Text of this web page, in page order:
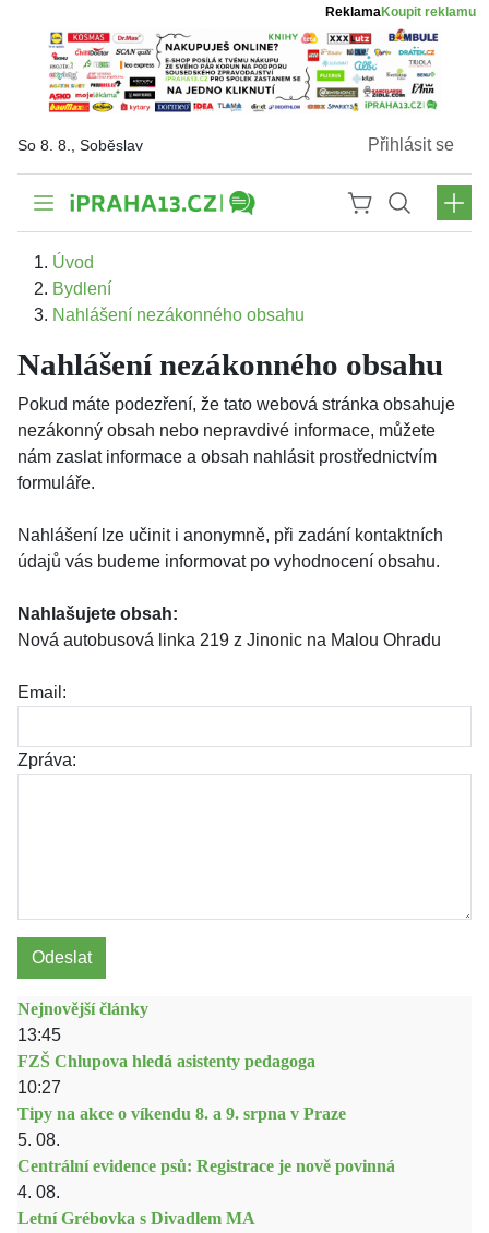
ReklamaKoupit reklamu
So 8. 8., Soběslav Přihlásit se
Úvod
Bydlení
Nahlášení nezákonného obsahu
Nahlášení nezákonného obsahu
Pokud máte podezření, že tato webová stránka obsahuje
nezákonný obsah nebo nepravdivé informace, můžete
nám zaslat informace a obsah nahlásit prostřednictvím
formuláře.
Nahlášení lze učinit i anonymně, při zadání kontaktních
údajů vás budeme informovat po vyhodnocení obsahu.
Nahlašujete obsah:
Nová autobusová linka 219 z Jinonic na Malou Ohradu
Email:
Zpráva:
Odeslat
Nejnovější články
13:45
FZŠ Chlupova hledá asistenty pedagoga
10:27
Tipy na akce o víkendu 8. a 9. srpna v Praze
5. 08.
Centrální evidence psů: Registrace je nově povinná
4. 08.
Letní Grébovka s Divadlem MA